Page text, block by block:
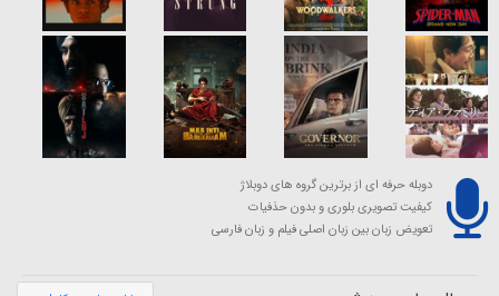
دوبله حرفه ای از برترین گروه های دوبلاژ
کیفیت تصویری بلوری و بدون حذفیات
تعویض زبان بین زبان اصلی فیلم و زبان فارسی